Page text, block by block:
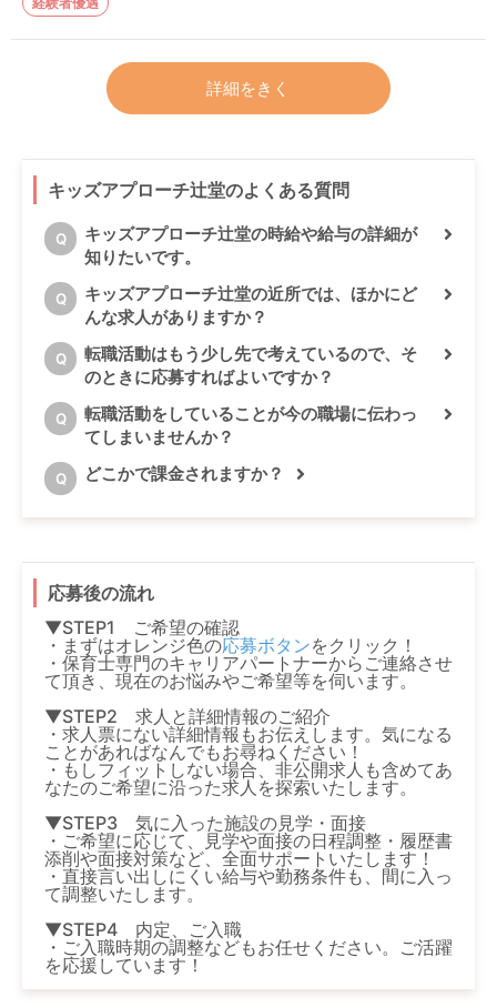
詳細をきく
キッズアプローチ辻堂のよくある質問
Q
キッズアプローチ辻堂の時給や給与の詳細が
知りたいです。
Q
キッズアプローチ辻堂の近所では、ほかにど
んな求人がありますか？
Q
転職活動はもう少し先で考えているので、そ
のときに応募すればよいですか？
Q
転職活動をしていることが今の職場に伝わっ
てしまいませんか？
Q どこかで課金されますか？
応募後の流れ
▼STEP1 ご希望の確認
・まずはオレンジ色の応募ボタンをクリック！
・保育士専門のキャリアパートナーからご連絡させ
て頂き、現在のお悩みやご希望等を伺います。
▼STEP2 求人と詳細情報のご紹介
・求人票にない詳細情報もお伝えします。気になる
ことがあればなんでもお尋ねください！
・もしフィットしない場合、非公開求人も含めてあ
なたのご希望に沿った求人を探索いたします。
▼STEP3 気に入った施設の見学・面接
・ご希望に応じて、見学や面接の日程調整・履歴書
添削や面接対策など、全面サポートいたします！
・直接言い出しにくい給与や勤務条件も、間に入っ
て調整いたします。
▼STEP4 内定、ご入職
・ご入職時期の調整などもお任せください。ご活躍
を応援しています！